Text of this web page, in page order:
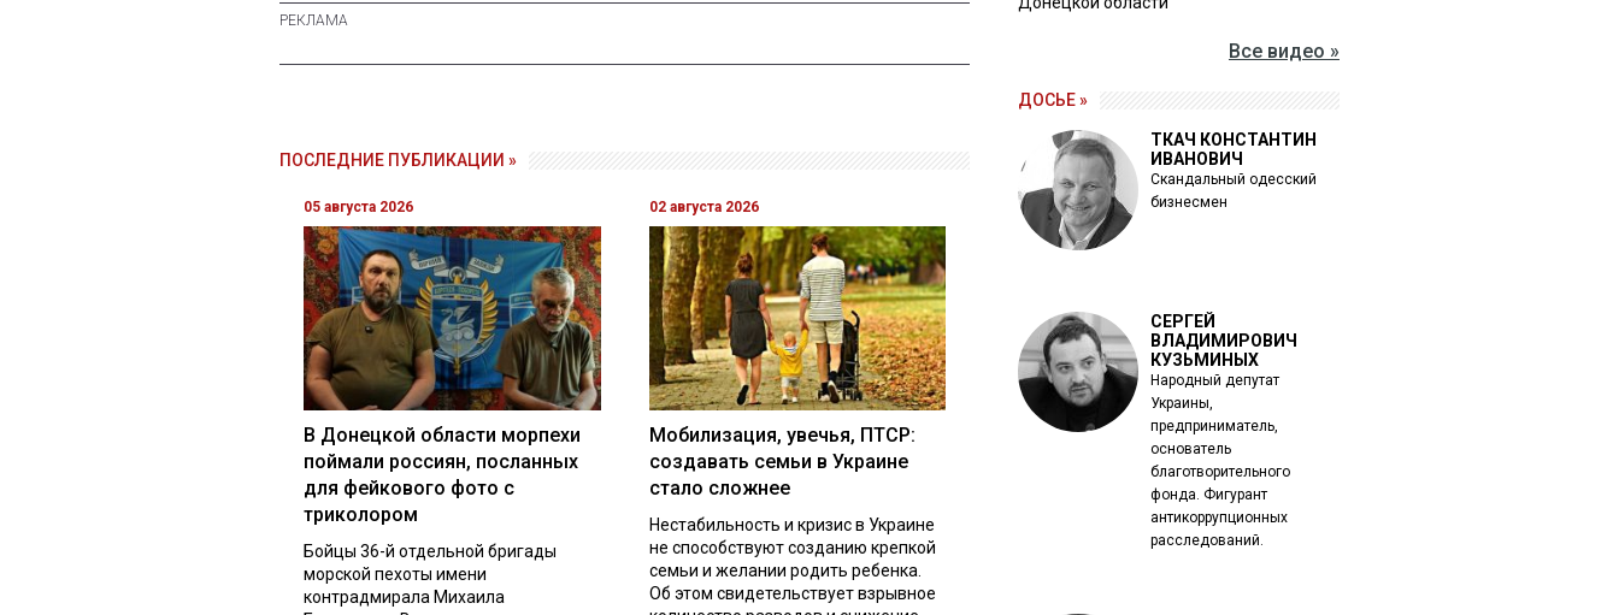
ПОСЛЕДНИЕ ПУБЛИКАЦИИ »
05 августа 2026
В Донецкой области морпехи
поймали россиян, посланных
для фейкового фото с
триколором
Бойцы 36-й отдельной бригады
морской пехоты имени
контрадмирала Михаила
02 августа 2026
Мобилизация, увечья, ПТСР:
создавать семьи в Украине
стало сложнее
Нестабильность и кризис в Украине
не способствуют созданию крепкой
семьи и желании родить ребенка.
Об этом свидетельствует взрывное
Все видео »
ДОСЬЕ »
ТКАЧ КОНСТАНТИН
ИВАНОВИЧ
Скандальный одесский
бизнесмен
СЕРГЕЙ
ВЛАДИМИРОВИЧ
КУЗЬМИНЫХ
Народный депутат
Украины,
предприниматель,
основатель
благотворительного
фонда. Фигурант
антикоррупционных
расследований.